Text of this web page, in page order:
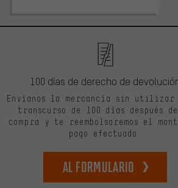
100 días de derecho de
Envíanos la mercancía sin utilizar
transcurso de 100 días después
compra y te reembolsaremos el
pago efectuado.
Al formulario